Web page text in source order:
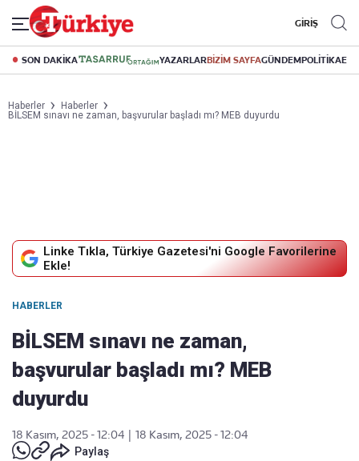
GİRİŞ
SON DAKİKA YAZARLARBİZİM SAYFAGÜNDEMPOLİTİKA
Haberler
Haberler
BİLSEM sınavı ne zaman, başvurular başladı mı? MEB duyurdu
Linke Tıkla, Türkiye Gazetesi'ni Google Favorilerine
Ekle!
HABERLER
BİLSEM sınavı ne zaman,
başvurular başladı mı? MEB
duyurdu
18 Kasım, 2025 - 12:04
18 Kasım, 2025 - 12:04
Paylaş